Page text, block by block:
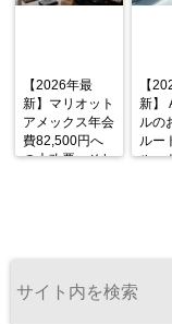
【2026年最
新】マリオット
アメックス年会
費82,500円へ
の大改悪。それ
【
新】
ルの
ルー
ルー